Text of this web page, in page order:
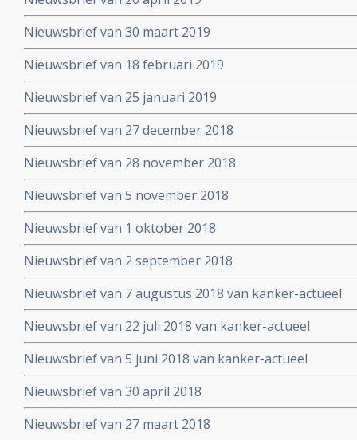
Nieuwsbrief van 30 maart 2019
Nieuwsbrief van 18 februari 2019
Nieuwsbrief van 25 januari 2019
Nieuwsbrief van 27 december 2018
Nieuwsbrief van 28 november 2018
Nieuwsbrief van 5 november 2018
Nieuwsbrief van 1 oktober 2018
Nieuwsbrief van 2 september 2018
Nieuwsbrief van 7 augustus 2018 van kanker-actueel
Nieuwsbrief van 22 juli 2018 van kanker-actueel
Nieuwsbrief van 5 juni 2018 van kanker-actueel
Nieuwsbrief van 30 april 2018
Nieuwsbrief van 27 maart 2018